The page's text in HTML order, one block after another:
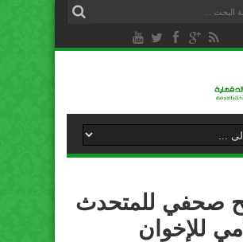
صحفي للمتحدث
للإخوان